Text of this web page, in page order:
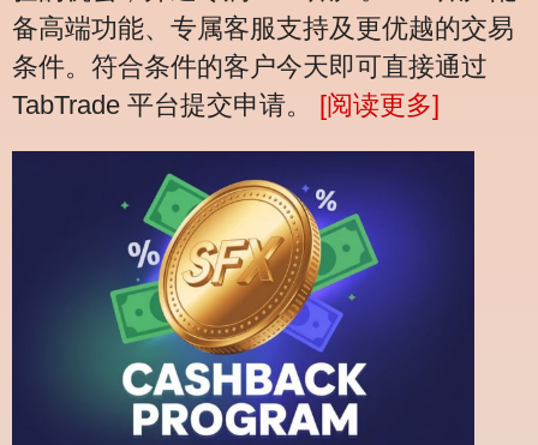
备高端功能、专属客服支持及更优越的交易
条件。符合条件的客户今天即可直接通过
TabTrade 平台提交申请。
[阅读更多]